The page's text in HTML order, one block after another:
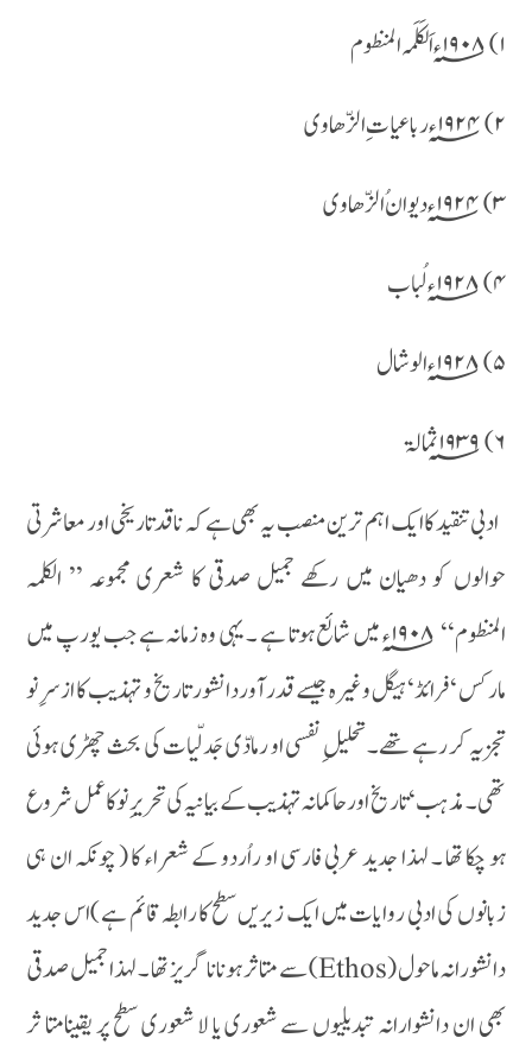
۱) ۱۹۰۸؁ء اَلکَلَمہ المنظوم
۲) ۱۹۲۴؁ء رباعیات ِ الزّھاوی
۳) ۱۹۲۴؁ء دیوان ُ الزّھاوی
۴) ۱۹۲۸؁ء لُباب
۵) ۱۹۲۸؁ء الوشال
۶) ۱۹۳۹؁ ثمالۃ
ادبی تنقید کا ایک اہم ترین منصب یہ بھی ہے کہ ناقد تاریخی اور معاشرتی
حوالوں کو دھیان میں رکھے جمیل صدقی کا شعری مجموعہ ’’ الکلمہ
المنظوم‘‘ ۱۹۰۸؁ء میں شائع ہوتا ہے ۔ یہی وہ زمانہ ہے جب یورپ میں
مارکس ‘ فرائڈ‘ ہیگل وغیرہ جیسے قدر آور دانشور تاریخ و تہذیب کا ازسر ِ نو
تجزیہ کر رہے تھے۔تحلیل ِ نفسی او رمادّی جَدلّیات کی بحث چھڑی ہوئی
تھی۔ مذہب ‘ تاریخ او رحاکمانہ تہذیب کے بیانیہ کی تحریرِ نو کا عمل شروع
ہو چکا تھا ۔ لہذا جدید عربی فارسی او راُردو کے شعراء کا ( چونکہ ان ہی
زبانوں کی ادبی روایات میں ایک زیریں سطح کا رابطہ قائم ہے )اس جدید
دانشورانہ ماحول (Ethos) سے متاثر ہونا نا گریز تھا ۔ لہذا جمیل صدقی
بھی ان دانشوارانہ تبدیلیوں سے شعوری یا لا شعوری سطح پر یقینامتا ثر